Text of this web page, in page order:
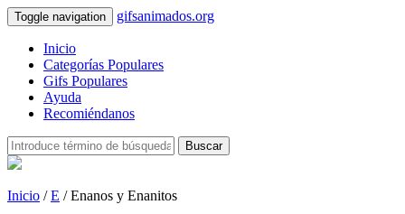
Toggle navigation gifsanimados.org
Inicio
Categorías Populares
Gifs Populares
Ayuda
Recomiéndanos
Buscar
Inicio /E / Enanos y Enanitos